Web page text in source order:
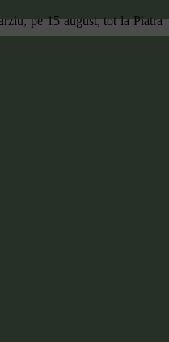
pe 15 august, tot la Piatra